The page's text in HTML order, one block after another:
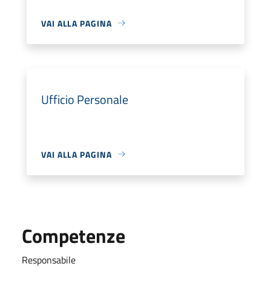
VAI ALLA PAGINA
Ufficio Personale
VAI ALLA PAGINA
Competenze
Responsabile